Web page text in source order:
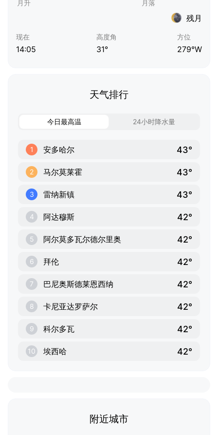
残月
现在
14:05
高度角
31°
方位
279°W
天气排行
今日最高温 24小时降水量
1 安多哈尔 43°
2 马尔莫莱霍 43°
3 雷纳新镇 43°
4 阿达穆斯 42°
5 阿尔莫多瓦尔德尔里奥 42°
6 拜伦 42°
7 巴尼奥斯德莱恩西纳 42°
8 卡尼亚达罗萨尔 42°
9 科尔多瓦 42°
10 埃西哈 42°
附近城市